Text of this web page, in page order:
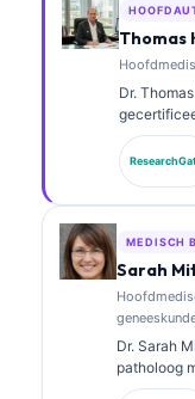
Thomas
Dr.
meer dan
klinische
netwerk.
MEDISCH
Sarah
Dr. Sarah
patholoog